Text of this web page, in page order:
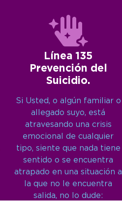
Línea 135
Prevención del
Suicidio.
Si Usted, o algún familiar o
allegado suyo, está
atravesando una crisis
emocional de cualquier
tipo, siente que nada tiene
sentido o se encuentra
atrapado en una situación a
la que no le encuentra
salida, no lo dude: